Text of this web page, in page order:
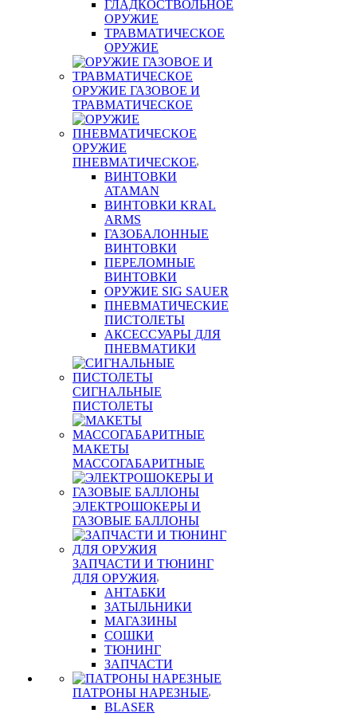
ГЛАДКОСТВОЛЬНОЕ
ОРУЖИЕ
ТРАВМАТИЧЕСКОЕ
ОРУЖИЕ
ОРУЖИЕ ГАЗОВОЕ И
ТРАВМАТИЧЕСКОЕ
ОРУЖИЕ
ПНЕВМАТИЧЕСКОЕ
ВИНТОВКИ
ATAMAN
ВИНТОВКИ KRAL
ARMS
ГАЗОБАЛОННЫЕ
ВИНТОВКИ
ПЕРЕЛОМНЫЕ
ВИНТОВКИ
ОРУЖИЕ SIG SAUER
ПНЕВМАТИЧЕСКИЕ
ПИСТОЛЕТЫ
АКСЕССУАРЫ ДЛЯ
ПНЕВМАТИКИ
СИГНАЛЬНЫЕ
ПИСТОЛЕТЫ
МАКЕТЫ
МАССОГАБАРИТНЫЕ
ЭЛЕКТРОШОКЕРЫ И
ГАЗОВЫЕ БАЛЛОНЫ
ЗАПЧАСТИ И ТЮНИНГ
ДЛЯ ОРУЖИЯ
АНТАБКИ
ЗАТЫЛЬНИКИ
МАГАЗИНЫ
СОШКИ
ТЮНИНГ
ЗАПЧАСТИ
ПАТРОНЫ НАРЕЗНЫЕ
BLASER